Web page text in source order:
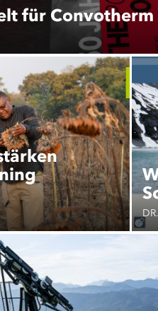
für Convotherm